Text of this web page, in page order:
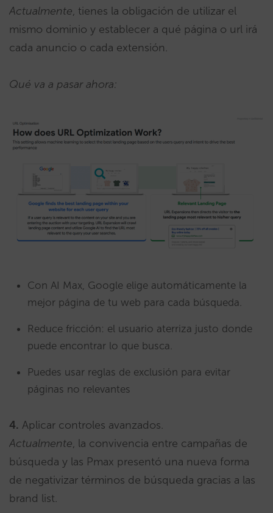
Actualmente, tienes la obligación de utilizar el
mismo dominio y establecer a qué página o url irá
cada anuncio o cada extensión.
Qué va a pasar ahora:
Con AI Max, Google elige automáticamente la
mejor página de tu web para cada búsqueda.
Reduce fricción: el usuario aterriza justo donde
puede encontrar lo que busca.
Puedes usar reglas de exclusión para evitar
páginas no relevantes
4. Aplicar controles avanzados.
Actualmente, la convivencia entre campañas de
búsqueda y las Pmax presentó una nueva forma
de negativizar términos de búsqueda gracias a las
brand list.